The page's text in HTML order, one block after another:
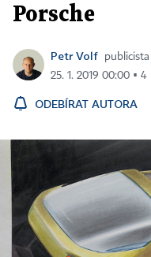
Porsche
Petr Volf
publicista
25. 1. 2019 00:00 ▪
ODEBÍRAT AUTORA